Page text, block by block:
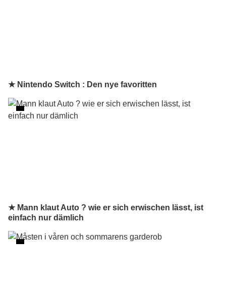
★ Nintendo Switch : Den nye favoritten
★ Mann klaut Auto ? wie er sich erwischen lässt, ist
einfach nur dämlich